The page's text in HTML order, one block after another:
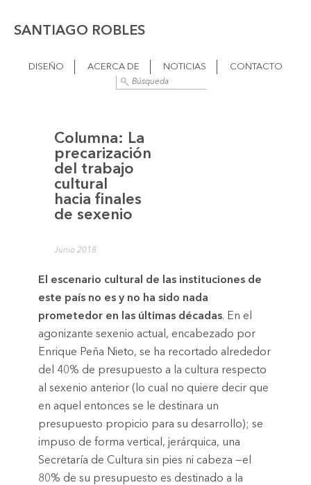
SANTIAGO ROBLES
DISEÑO ACERCA DE NOTICIAS CONTACTO
Columna: La
precarización
del trabajo
cultural
hacia finales
de sexenio
Junio 2018
El escenario cultural de las instituciones de
este país no es y no ha sido nada
prometedor en las últimas décadas. En el
agonizante sexenio actual, encabezado por
Enrique Peña Nieto, se ha recortado alrededor
del 40% de presupuesto a la cultura respecto
al sexenio anterior (lo cual no quiere decir que
en aquel entonces se le destinara un
presupuesto propicio para su desarrollo); se
impuso de forma vertical, jerárquica, una
Secretaría de Cultura sin pies ni cabeza —el
80% de su presupuesto es destinado a la